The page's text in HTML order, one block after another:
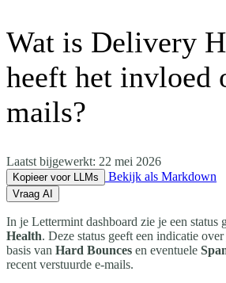
Wat is Delivery
heeft het invloed
mails?
Laatst bijgewerkt: 22 mei 2026
Kopieer voor LLMs Bekijk als Markdown
Vraag AI
In je Lettermint dashboard zie je een status
Health. Deze status geeft een indicatie
basis van Hard Bounces en eventuele
recent verstuurde e-mails.